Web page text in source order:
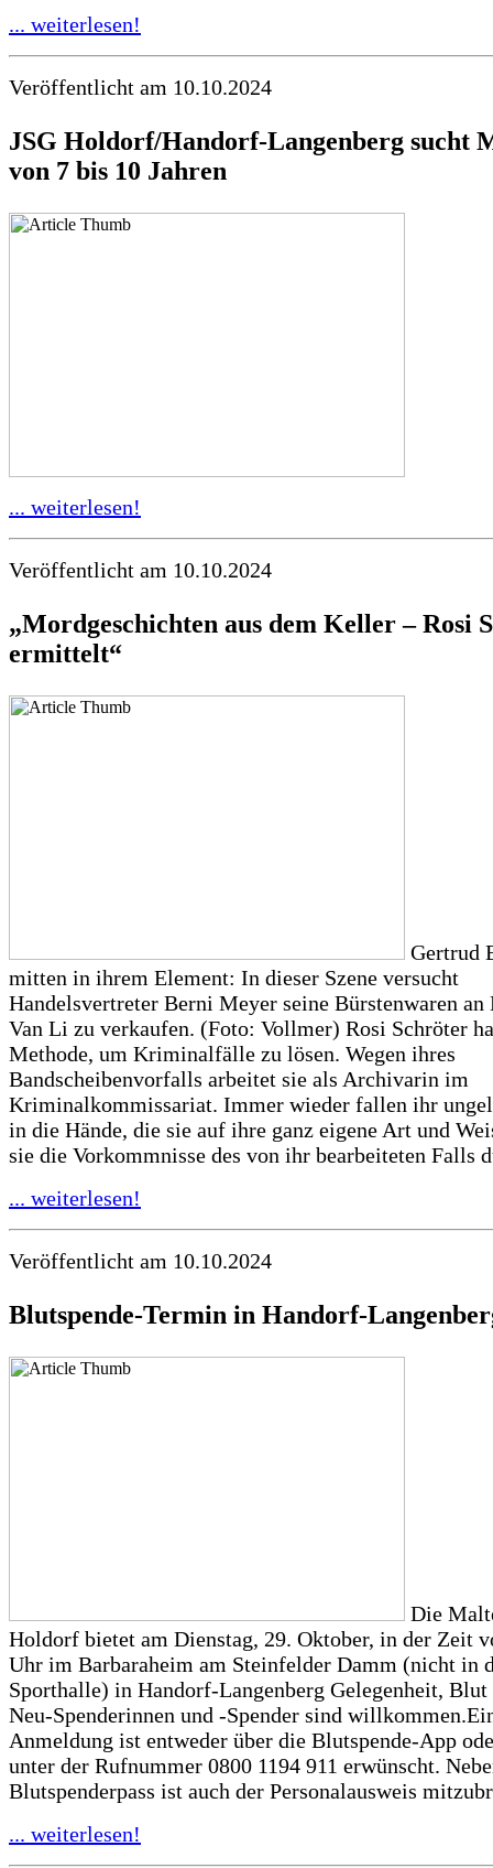
... weiterlesen!
Veröffentlicht am 10.10.2024
JSG Holdorf/Handorf-Langenberg sucht
von 7 bis 10 Jahren
... weiterlesen!
Veröffentlicht am 10.10.2024
„Mordgeschichten aus dem Keller – Rosi
ermittelt“
Gertrud
mitten in ihrem Element: In dieser Szene versucht
Handelsvertreter Berni Meyer seine Bürstenwaren an
Van Li zu verkaufen. (Foto: Vollmer) Rosi Schröter
Methode, um Kriminalfälle zu lösen. Wegen ihres
Bandscheibenvorfalls arbeitet sie als Archivarin im
Kriminalkommissariat. Immer wieder fallen ihr
in die Hände, die sie auf ihre ganz eigene Art und
sie die Vorkommnisse des von ihr bearbeiteten Falls
... weiterlesen!
Veröffentlicht am 10.10.2024
Blutspende-Termin in Handorf-
Die
Holdorf bietet am Dienstag, 29. Oktober, in der Zeit
Uhr im Barbaraheim am Steinfelder Damm (nicht in
Sporthalle) in Handorf-Langenberg Gelegenheit, Blut
Neu-Spenderinnen und -Spender sind
Anmeldung ist entweder über die Blutspende-App
unter der Rufnummer 0800 1194 911 erwünscht.
Blutspenderpass ist auch der Personalausweis
... weiterlesen!